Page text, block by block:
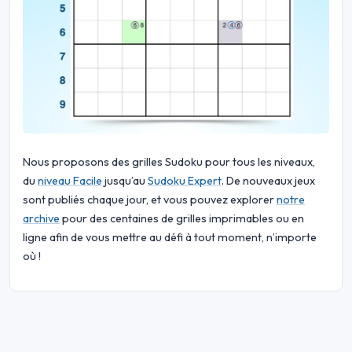
Nous proposons des grilles Sudoku pour tous les niveaux,
du niveau Facile jusqu’au Sudoku Expert. De nouveaux jeux
sont publiés chaque jour, et vous pouvez explorernotre
archive pour des centaines de grilles imprimables ou en
ligne afin de vous mettre au défi à tout moment, n’importe
où !